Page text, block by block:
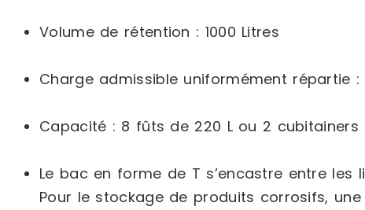
Volume de rétention : 1000 Litres
Charge admissible uniformément répartie :
Capacité : 8 fûts de 220 L ou 2 cubitainers
Le bac en forme de T s’encastre entre les
Pour le stockage de produits corrosifs,